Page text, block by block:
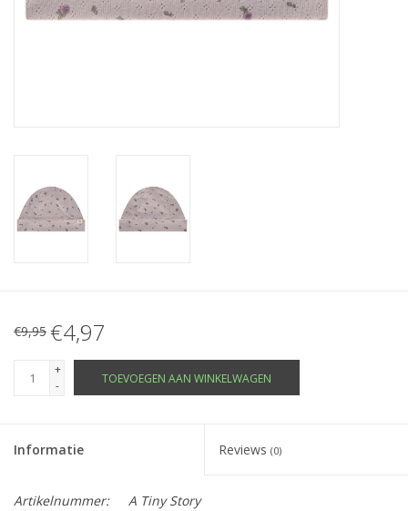
Merken
€9,95 €4,97
+
-
TOEVOEGEN AAN WINKELWAGEN
Informatie Reviews (0)
Artikelnummer:
A Tiny Story